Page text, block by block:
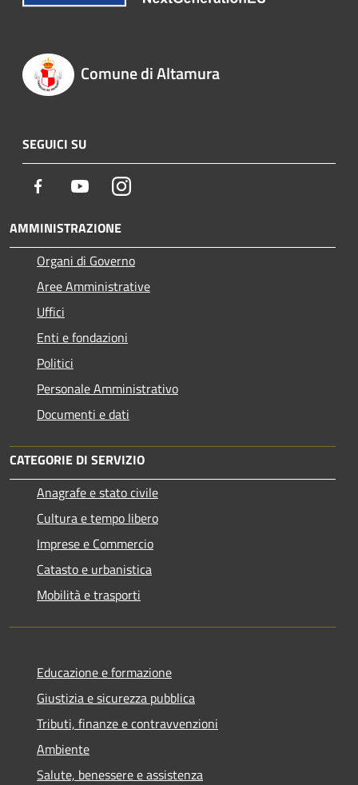
Comune di Altamura
SEGUICI SU
Facebook YoutubeInstagram
AMMINISTRAZIONE
Organi di Governo
Aree Amministrative
Uffici
Enti e fondazioni
Politici
Personale Amministrativo
Documenti e dati
CATEGORIE DI SERVIZIO
Anagrafe e stato civile
Cultura e tempo libero
Imprese e Commercio
Catasto e urbanistica
Mobilità e trasporti
Educazione e formazione
Giustizia e sicurezza pubblica
Tributi, finanze e contravvenzioni
Ambiente
Salute, benessere e assistenza